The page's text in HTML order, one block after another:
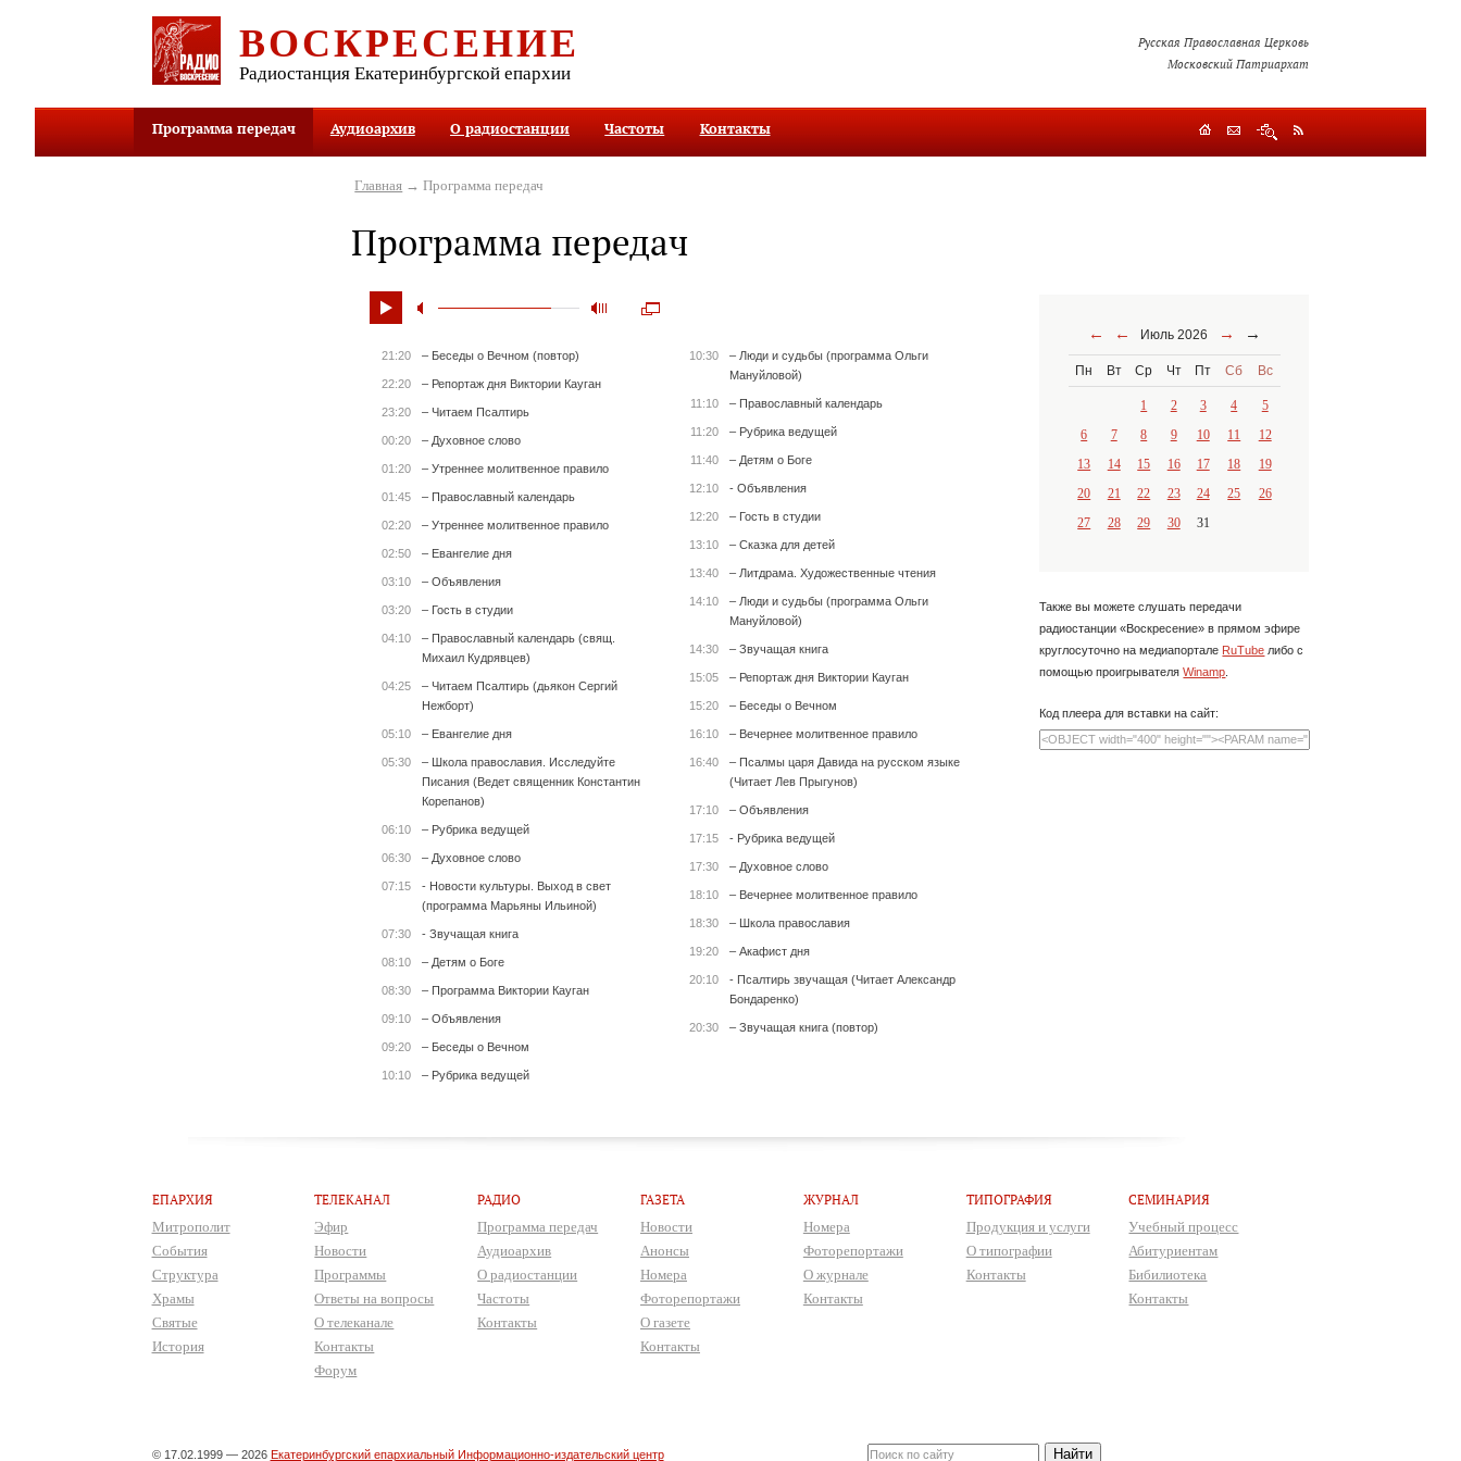
ВОСКРЕСЕНИЕ
Радиостанция Екатеринбургской епархии
Русская Православная Церковь
Московский Патриархат
Программа передач Аудиоархив О радиостанции Частоты Контакты
Главная → Программа передач
Программа передач
21:20 – Беседы о Вечном (повтор)
22:20 – Репортаж дня Виктории Кауган
23:20 – Читаем Псалтирь
00:20 – Духовное слово
01:20 – Утреннее молитвенное правило
01:45 – Православный календарь
02:20 – Утреннее молитвенное правило
02:50 – Евангелие дня
03:10 – Объявления
03:20 – Гость в студии
04:10
– Православный календарь (свящ.
Михаил Кудрявцев)
04:25
– Читаем Псалтирь (дьякон Сергий
Нежборт)
05:10 – Евангелие дня
05:30
– Школа православия. Исследуйте
Писания (Ведет священник Константин
Корепанов)
06:10 – Рубрика ведущей
06:30 – Духовное слово
07:15
- Новости культуры. Выход в свет
(программа Марьяны Ильиной)
07:30 - Звучащая книга
08:10 – Детям о Боге
08:30 – Программа Виктории Кауган
09:10 – Объявления
09:20 – Беседы о Вечном
10:10 – Рубрика ведущей
10:30
– Люди и судьбы (программа Ольги
Мануйловой)
11:10 – Православный календарь
11:20 – Рубрика ведущей
11:40 – Детям о Боге
12:10 - Объявления
12:20 – Гость в студии
13:10 – Сказка для детей
13:40 – Литдрама. Художественные чтения
14:10
– Люди и судьбы (программа Ольги
Мануйловой)
14:30 – Звучащая книга
15:05 – Репортаж дня Виктории Кауган
15:20 – Беседы о Вечном
16:10 – Вечернее молитвенное правило
16:40
– Псалмы царя Давида на русском языке
(Читает Лев Прыгунов)
17:10 – Объявления
17:15 - Рубрика ведущей
17:30 – Духовное слово
18:10 – Вечернее молитвенное правило
18:30 – Школа православия
19:20 – Акафист дня
20:10
- Псалтирь звучащая (Читает Александр
Бондаренко)
20:30 – Звучащая книга (повтор)
← ← Июль 2026 → →
Пн Вт Ср Чт Пт Сб Вс
1 2 3 4
5
6
7 8 9 10 11
12
13
14 15 16 17 18
19
20
21 22 23 24 25
26
27
28 29 30 31
Также вы можете слушать передачи
радиостанции «Воскресение» в прямом эфире
круглосуточно на медиапортале RuTube либо с
помощью проигрывателяWinamp.
Код плеера для вставки на сайт:
ЕПАРХИЯ
Митрополит
События
Структура
Храмы
Святые
История
ТЕЛЕКАНАЛ
Эфир
Новости
Программы
Ответы на вопросы
О телеканале
Контакты
Форум
РАДИО
Программа передач
Аудиоархив
О радиостанции
Частоты
Контакты
ГАЗЕТА
Новости
Анонсы
Номера
Фоторепортажи
О газете
Контакты
ЖУРНАЛ
Номера
Фоторепортажи
О журнале
Контакты
ТИПОГРАФИЯ
Продукция и услуги
О типографии
Контакты
СЕМИНАРИЯ
Учебный процесс
Абитуриентам
Бибилиотека
Контакты
© 17.02.1999 — 2026 Екатеринбургский епархиальный Информационно-издательский центр Найти